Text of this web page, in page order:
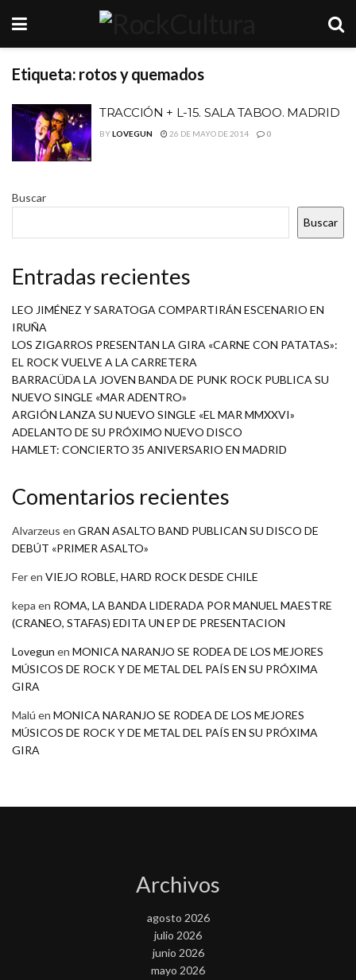
Etiqueta: rotos y quemados
TRACCIÓN + L-15. SALA TABOO. MADRID
BYLOVEGUN 26 DE MAYO DE 2014 0
Buscar
Buscar
Entradas recientes
LEO JIMÉNEZ Y SARATOGA COMPARTIRÁN ESCENARIO EN
IRUÑA
LOS ZIGARROS PRESENTAN LA GIRA «CARNE CON PATATAS»:
EL ROCK VUELVE A LA CARRETERA
BARRACÜDA LA JOVEN BANDA DE PUNK ROCK PUBLICA SU
NUEVO SINGLE «MAR ADENTRO»
ARGIÓN LANZA SU NUEVO SINGLE «EL MAR MMXXVI»
ADELANTO DE SU PRÓXIMO NUEVO DISCO
HAMLET: CONCIERTO 35 ANIVERSARIO EN MADRID
Comentarios recientes
Alvarzeus en GRAN ASALTO BAND PUBLICAN SU DISCO DE
DEBÚT «PRIMER ASALTO»
Feren VIEJO ROBLE, HARD ROCK DESDE CHILE
kepa en ROMA, LA BANDA LIDERADA POR MANUEL MAESTRE
(CRANEO, STAFAS) EDITA UN EP DE PRESENTACION
Lovegun en MONICA NARANJO SE RODEA DE LOS MEJORES
MÚSICOS DE ROCK Y DE METAL DEL PAÍS EN SU PRÓXIMA
GIRA
Malú en MONICA NARANJO SE RODEA DE LOS MEJORES
MÚSICOS DE ROCK Y DE METAL DEL PAÍS EN SU PRÓXIMA
GIRA
Archivos
agosto 2026
julio 2026
junio 2026
mayo 2026